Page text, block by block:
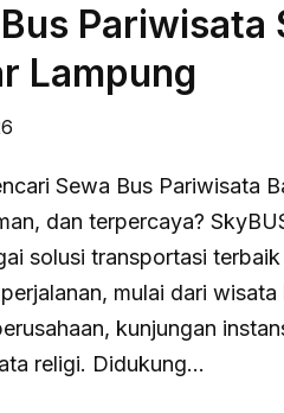
Pariwisata
Lampung
Sewa Bus Pariwisata
dan terpercaya?
solusi transportasi
mulai dari
kunjungan
religi. Didukung…